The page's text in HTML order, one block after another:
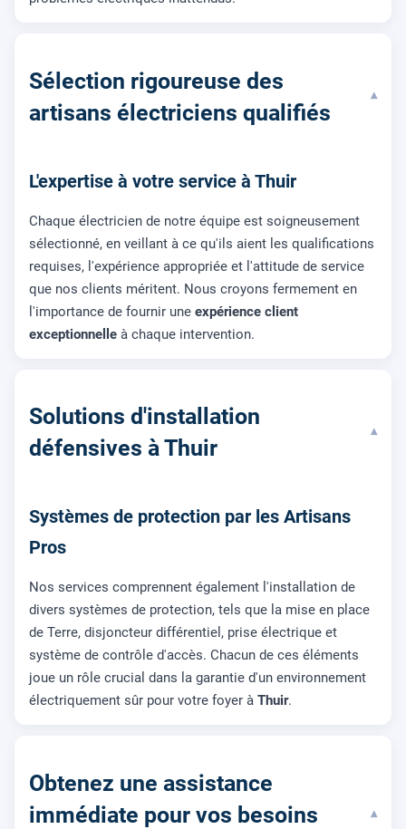
Sélection rigoureuse des
artisans électriciens qualifiés
▾
L'expertise à votre service à Thuir
Chaque électricien de notre équipe est soigneusement
sélectionné, en veillant à ce qu'ils aient les qualifications
requises, l'expérience appropriée et l'attitude de service
que nos clients méritent. Nous croyons fermement en
l'importance de fournir une expérience client
exceptionnelle à chaque intervention.
Solutions d'installation
défensives à Thuir
▾
Systèmes de protection par les Artisans
Pros
Nos services comprennent également l'installation de
divers systèmes de protection, tels que la mise en place
de Terre, disjoncteur différentiel, prise électrique et
système de contrôle d'accès. Chacun de ces éléments
joue un rôle crucial dans la garantie d'un environnement
électriquement sûr pour votre foyer à Thuir.
Obtenez une assistance
immédiate pour vos besoins
▾